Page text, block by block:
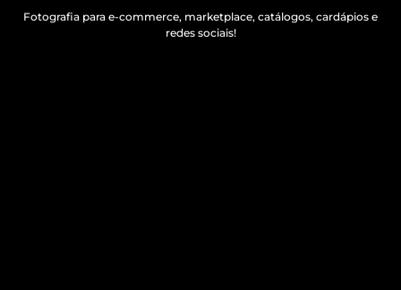
Fotografia para e-commerce, marketplace, catálogos, cardápios e
redes sociais!